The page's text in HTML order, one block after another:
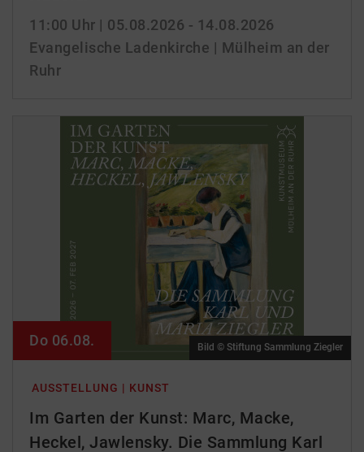
11:00 Uhr | 05.08.2026 - 14.08.2026
Evangelische Ladenkirche | Mülheim an der
Ruhr
AUSSTELLUNG | KUNST
Im Garten der Kunst: Marc, Macke,
Heckel, Jawlensky. Die Sammlung Karl
Do 06.08. Bild © Stiftung Sammlung Ziegler